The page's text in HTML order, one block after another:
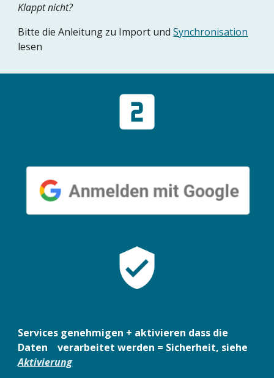
Klappt nicht?
Bitte die Anleitung zu Import und Synchronisation
lesen
Services genehmigen + aktivieren dass die
Aktivierung